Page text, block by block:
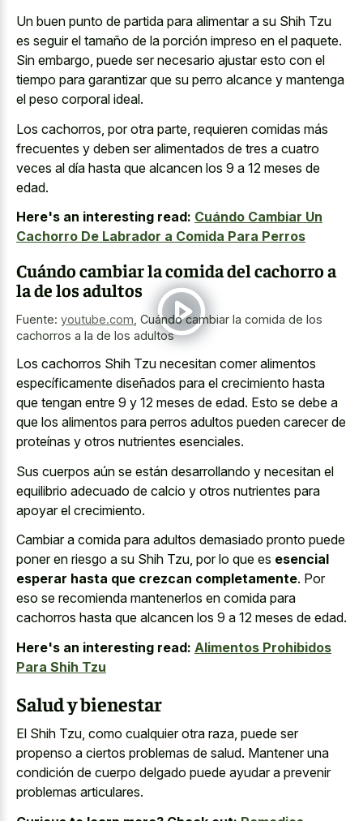
Un buen punto de partida para alimentar a su Shih Tzu
es seguir el tamaño de la porción impreso en el paquete.
Sin embargo, puede ser necesario ajustar esto con el
tiempo para garantizar que su perro alcance y mantenga
el peso corporal ideal.
Los cachorros, por otra parte, requieren comidas más
frecuentes y deben ser alimentados de tres a cuatro
veces al día hasta que alcancen los 9 a 12 meses de
edad.
Here's an interesting read: Cuándo Cambiar Un
Cachorro De Labrador a Comida Para Perros
Cuándo cambiar la comida del cachorro a
la de los adultos
Fuente: youtube.com Cuándo cambiar la comida de los
cachorros a la de los adultos
Los cachorros Shih Tzu necesitan comer alimentos
específicamente diseñados para el crecimiento hasta
que tengan entre 9 y 12 meses de edad. Esto se debe a
que los alimentos para perros adultos pueden carecer de
proteínas y otros nutrientes esenciales.
Sus cuerpos aún se están desarrollando y necesitan el
equilibrio adecuado de calcio y otros nutrientes para
apoyar el crecimiento.
Cambiar a comida para adultos demasiado pronto puede
poner en riesgo a su Shih Tzu, por lo que es esencial
esperar hasta que crezcan completamente. Por
eso se recomienda mantenerlos en comida para
cachorros hasta que alcancen los 9 a 12 meses de edad.
Here's an interesting read: Alimentos Prohibidos
Para Shih Tzu
Salud y bienestar
El Shih Tzu, como cualquier otra raza, puede ser
propenso a ciertos problemas de salud. Mantener una
condición de cuerpo delgado puede ayudar a prevenir
problemas articulares.